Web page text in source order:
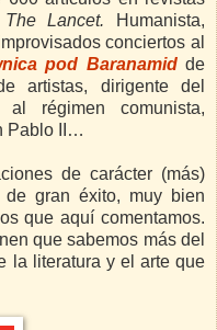
The Lancet.
Humanista,
conciertos al
pod Baranamid de
artistas, dirigente del
al régimen comunista,
Pablo II…
de carácter (más)
gran éxito, muy bien
que aquí comentamos.
que sabemos más del
la literatura y el arte que